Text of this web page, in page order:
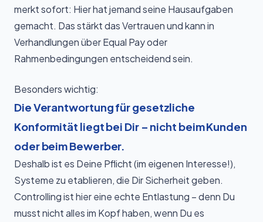
merkt sofort: Hier hat jemand seine Hausaufgaben
gemacht. Das stärkt das Vertrauen und kann in
Verhandlungen über Equal Pay oder
Rahmenbedingungen entscheidend sein.
Besonders wichtig:
Die Verantwortung für gesetzliche
Konformität liegt bei Dir – nicht beim Kunden
oder beim Bewerber.
Deshalb ist es Deine Pflicht (im eigenen Interesse!),
Systeme zu etablieren, die Dir Sicherheit geben.
Controlling ist hier eine echte Entlastung – denn Du
musst nicht alles im Kopf haben, wenn Du es